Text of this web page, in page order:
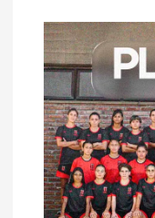
a
d
a
s